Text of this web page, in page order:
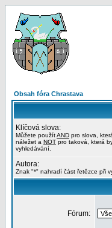
Obsah fóra Chrastava
Klíčová slova:
Můžete použítAND pro slova,
náležet a NOT pro taková, která
vyhledávání.
Autora:
Znak "*" nahradí část řetězce při
Fórum: